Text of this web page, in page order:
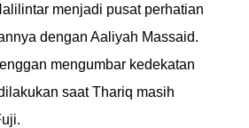
menjadi pusat perhatian
dengan Aaliyah Massaid.
mengumbar kedekatan
saat Thariq masih